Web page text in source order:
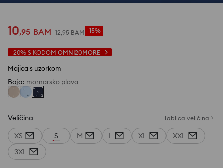
10,95 BAM 12,95 BAM -15%
-20% S KODOM OMNI20MORE
Majica s uzorkom
Boja: mornarsko plava
Veličina Tablica veličina
XS S M L XL
XXL
3XL